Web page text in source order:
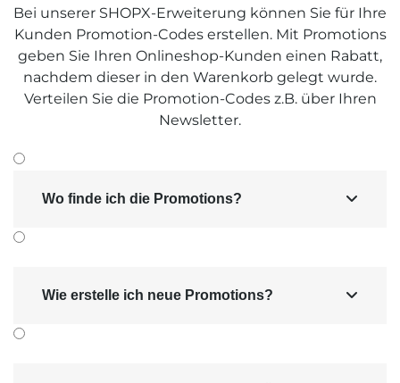
Bei unserer SHOPX-Erweiterung können Sie für Ihre
Kunden Promotion-Codes erstellen. Mit Promotions
geben Sie Ihren Online­shop-Kunden einen Rabatt,
nachdem dieser in den Waren­korb gelegt wurde.
Verteilen Sie die Promotion-Codes z.B. über Ihren
Newsletter.
Wo finde ich die Promotions? 
Wie erstelle ich neue Promotions? 